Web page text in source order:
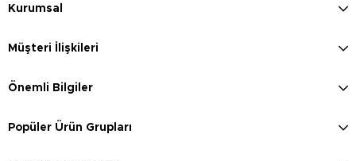
Kurumsal
Müşteri İlişkileri
Önemli Bilgiler
Popüler Ürün Grupları